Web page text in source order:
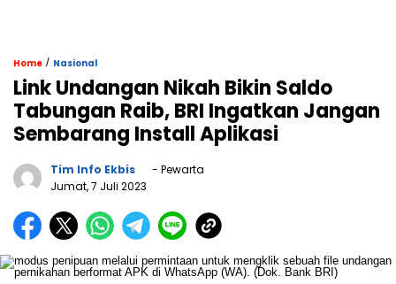
Home / Nasional
Link Undangan Nikah Bikin Saldo
Tabungan Raib, BRI Ingatkan Jangan
Sembarang Install Aplikasi
Tim Info Ekbis
- Pewarta
Jumat, 7 Juli 2023